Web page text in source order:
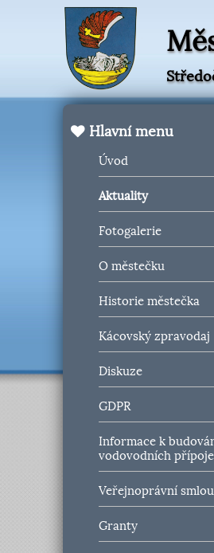
Hlavní menu
Úvod
Aktuality
Fotogalerie
O městečku
Historie městečka
Kácovský zpravodaj
Diskuze
GDPR
Informace k
vodovodních
Veřejnoprávní
Granty